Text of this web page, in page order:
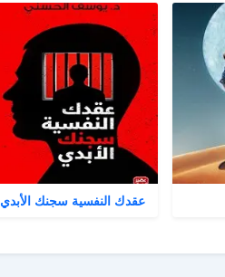
عقدك النفسية سجنك الأبدي